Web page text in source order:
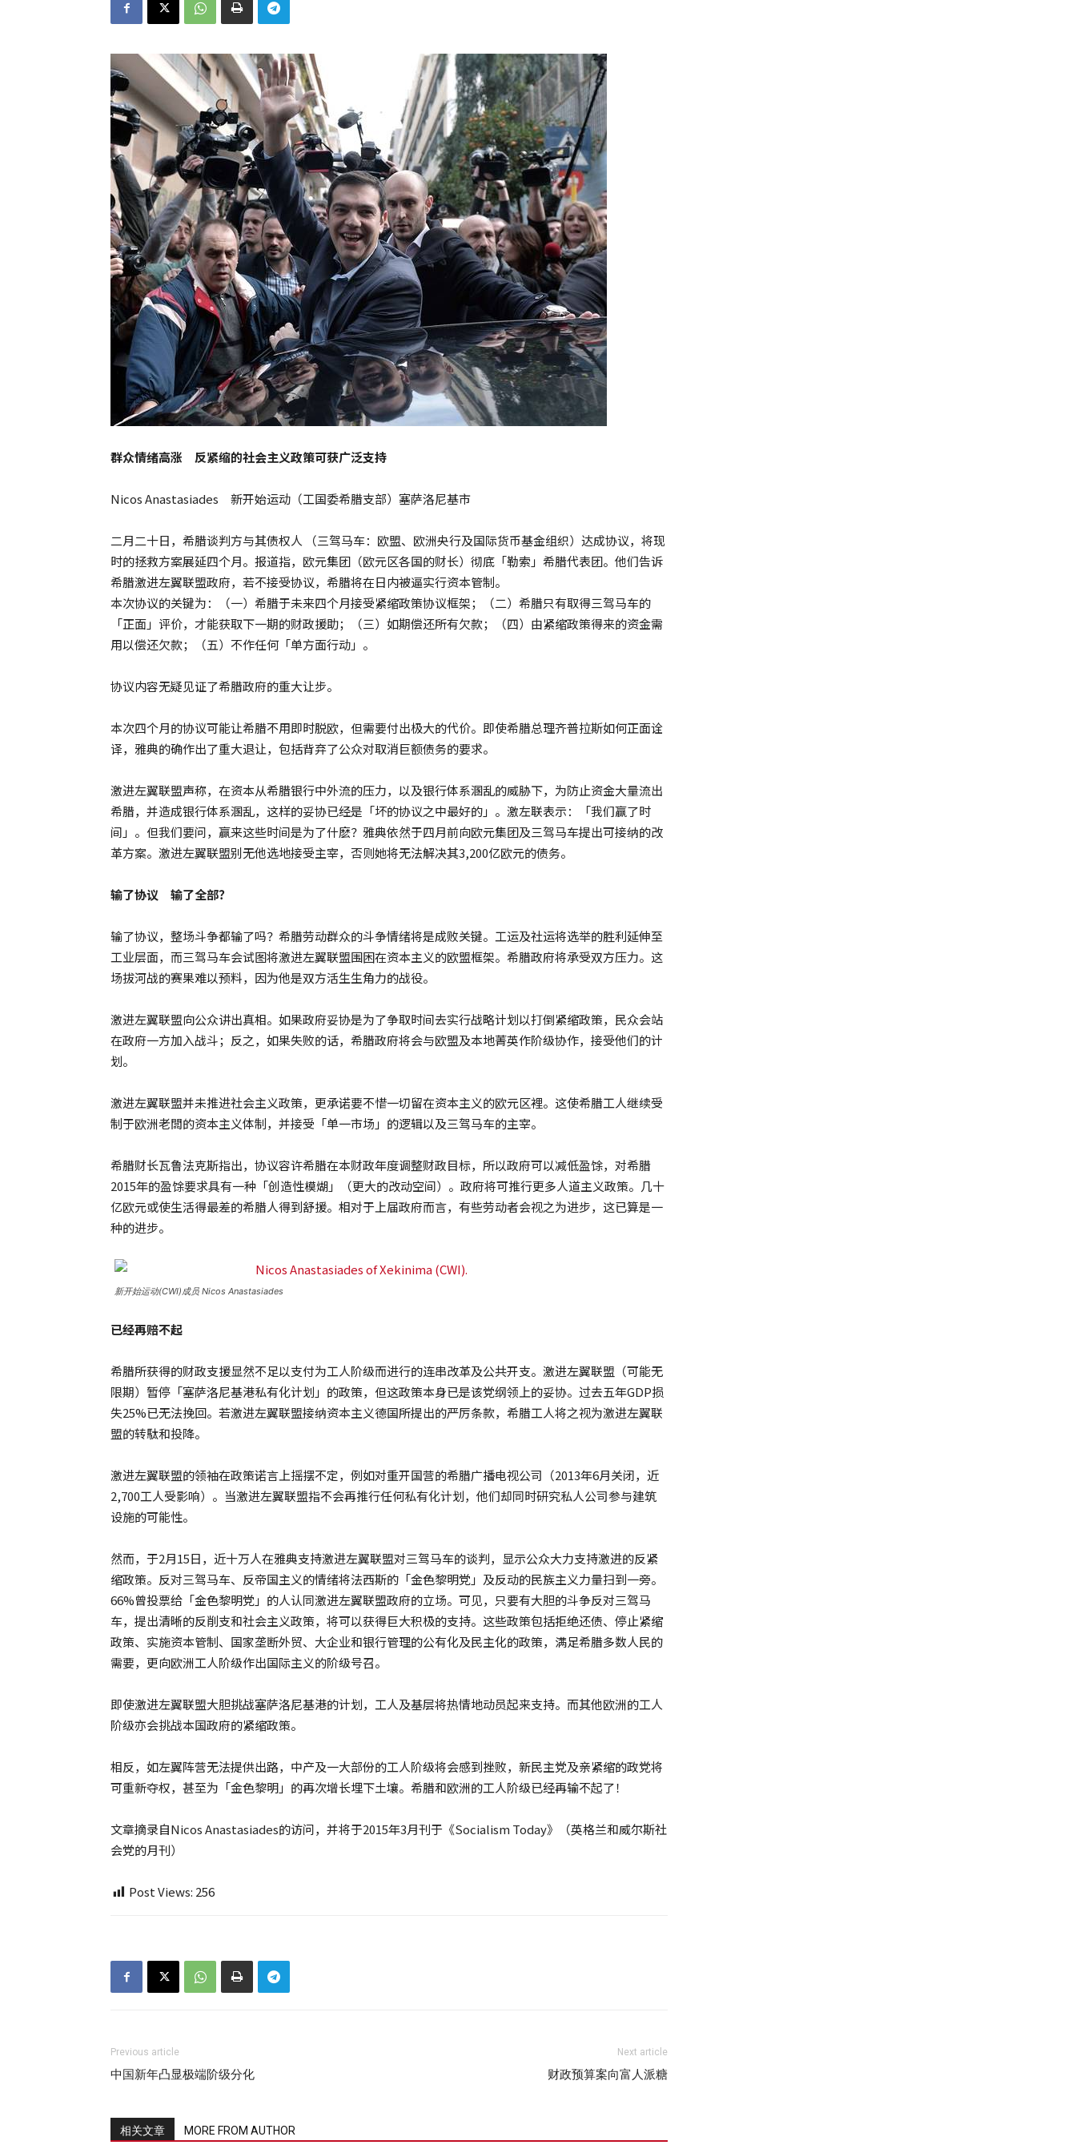
群众情绪高涨 反紧缩的社会主义政策可获广泛支持
Nicos Anastasiades 新开始运动（工国委希腊支部）塞萨洛尼基市
二月二十日，希腊谈判方与其债权人 （三驾马车：欧盟、欧洲央行及国际货币基金组织）达成协议，将现
时的拯救方案展延四个月。报道指，欧元集团（欧元区各国的财长）彻底「勒索」希腊代表团。他们告诉
希腊激进左翼联盟政府，若不接受协议，希腊将在日内被逼实行资本管制。
本次协议的关键为：（一）希腊于未来四个月接受紧缩政策协议框架；（二）希腊只有取得三驾马车的
「正面」评价，才能获取下一期的财政援助；（三）如期偿还所有欠款；（四）由紧缩政策得来的资金需
用以偿还欠款；（五）不作任何「单方面行动」。
协议内容无疑见证了希腊政府的重大让步。
本次四个月的协议可能让希腊不用即时脱欧，但需要付出极大的代价。即使希腊总理齐普拉斯如何正面诠
译，雅典的确作出了重大退让，包括背弃了公众对取消巨额债务的要求。
激进左翼联盟声称，在资本从希腊银行中外流的压力，以及银行体系溷乱的威胁下，为防止资金大量流出
希腊，并造成银行体系溷乱，这样的妥协已经是「坏的协议之中最好的」。激左联表示：「我们赢了时
间」。但我们要问，赢来这些时间是为了什麽？雅典依然于四月前向欧元集团及三驾马车提出可接纳的改
革方案。激进左翼联盟别无他选地接受主宰，否则她将无法解决其3,200亿欧元的债务。
输了协议 输了全部？
输了协议，整场斗争都输了吗？希腊劳动群众的斗争情绪将是成败关键。工运及社运将选举的胜利延伸至
工业层面，而三驾马车会试图将激进左翼联盟围困在资本主义的欧盟框架。希腊政府将承受双方压力。这
场拔河战的赛果难以预料，因为他是双方活生生角力的战役。
激进左翼联盟向公众讲出真相。如果政府妥协是为了争取时间去实行战略计划以打倒紧缩政策，民众会站
在政府一方加入战斗；反之，如果失败的话，希腊政府将会与欧盟及本地菁英作阶级协作，接受他们的计
划。
激进左翼联盟并未推进社会主义政策，更承诺要不惜一切留在资本主义的欧元区裡。这使希腊工人继续受
制于欧洲老闆的资本主义体制，并接受「单一市场」的逻辑以及三驾马车的主宰。
希腊财长瓦鲁法克斯指出，协议容许希腊在本财政年度调整财政目标，所以政府可以减低盈馀，对希腊
2015年的盈馀要求具有一种「创造性模煳」（更大的改动空间）。政府将可推行更多人道主义政策。几十
亿欧元或使生活得最差的希腊人得到舒援。相对于上届政府而言，有些劳动者会视之为进步，这已算是一
种的进步。
新开始运动(CWI)成员 Nicos Anastasiades
已经再赔不起
希腊所获得的财政支援显然不足以支付为工人阶级而进行的连串改革及公共开支。激进左翼联盟（可能无
限期）暂停「塞萨洛尼基港私有化计划」的政策，但这政策本身已是该党纲领上的妥协。过去五年GDP损
失25%已无法挽回。若激进左翼联盟接纳资本主义德国所提出的严厉条款，希腊工人将之视为激进左翼联
盟的转駄和投降。
激进左翼联盟的领袖在政策诺言上摇摆不定，例如对重开国营的希腊广播电视公司（2013年6月关闭，近
2,700工人受影响）。当激进左翼联盟指不会再推行任何私有化计划，他们却同时研究私人公司参与建筑
设施的可能性。
然而，于2月15日，近十万人在雅典支持激进左翼联盟对三驾马车的谈判，显示公众大力支持激进的反紧
缩政策。反对三驾马车、反帝国主义的情绪将法西斯的「金色黎明党」及反动的民族主义力量扫到一旁。
66%曾投票给「金色黎明党」的人认同激进左翼联盟政府的立场。可见，只要有大胆的斗争反对三驾马
车，提出清晰的反削支和社会主义政策，将可以获得巨大积极的支持。这些政策包括拒绝还债、停止紧缩
政策、实施资本管制、国家垄断外贸、大企业和银行管理的公有化及民主化的政策，满足希腊多数人民的
需要，更向欧洲工人阶级作出国际主义的阶级号召。
即使激进左翼联盟大胆挑战塞萨洛尼基港的计划，工人及基层将热情地动员起来支持。而其他欧洲的工人
阶级亦会挑战本国政府的紧缩政策。
相反，如左翼阵营无法提供出路，中产及一大部份的工人阶级将会感到挫败，新民主党及亲紧缩的政党将
可重新夺权，甚至为「金色黎明」的再次增长埋下土壤。希腊和欧洲的工人阶级已经再输不起了！
文章摘录自Nicos Anastasiades的访问，并将于2015年3月刊于《Socialism Today》（英格兰和威尔斯社
会党的月刊）
Post Views: 256
Previous article
中国新年凸显极端阶级分化
Next article
财政预算案向富人派糖
相关文章 MORE FROM AUTHOR